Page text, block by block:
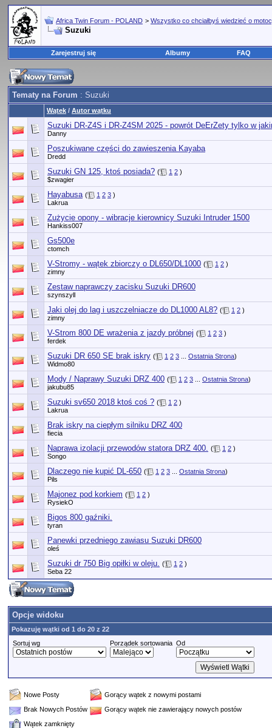
Africa Twin Forum - POLAND > Wszystko co chciałbyś wiedzieć o
Suzuki
Zarejestruj się Albumy FAQ
Tematy na Forum : Suzuki
Wątek / Autor wątku
Suzuki DR-Z4S i DR-Z4SM 2025 - powrót DeErZety tylko w
Danny
Poszukiwane części do zawieszenia Kayaba
Dredd
Suzuki GN 125, ktoś posiada? ( 1 2 )
$zwagier
Hayabusa ( 1 2 3 )
Lakrua
Zużycie opony - wibracje kierownicy Suzuki Intruder 1500
Hankiss007
Gs500e
ctomch
V-Stromy - wątek zbiorczy o DL650/DL1000 ( 1 2 )
zimny
Zestaw naprawczy zacisku Suzuki DR600
szynszyll
Jaki olej do lag i uszczelniacze do DL1000 AL8? ( 1 2 )
zimny
V-Strom 800 DE wrażenia z jazdy próbnej ( 1 2 3 )
ferdek
Suzuki DR 650 SE brak iskry ( 1 2 3 Ostatnia Strona)
Widmo80
Mody / Naprawy Suzuki DRZ 400 ( 1 2 3 Ostatnia Strona)
jakubu85
Suzuki sv650 2018 ktoś coś ? ( 1 2 )
Lakrua
Brak iskry na ciepłym silniku DRZ 400
fiecia
Naprawa izolacji przewodów statora DRZ 400. ( 1 2 )
Songo
Dlaczego nie kupić DL-650 ( 1 2 3 Ostatnia Strona)
Pils
Majonez pod korkiem ( 1 2 )
RysiekO
Bigos 800 gaźniki.
tyran
Panewki przedniego zawiasu Suzuki DR600
oleś
Suzuki dr 750 Big opiłki w oleju. ( 1 2 )
Seba 22
Opcje widoku
Pokazuję wątki od 1 do 20 z 22
Sortuj wg
Porządek sortowania Od
Nowe Posty
Gorący wątek z nowymi postami
Brak Nowych Postów
Gorący wątek nie zawierający nowych postów
Wątek zamknięty